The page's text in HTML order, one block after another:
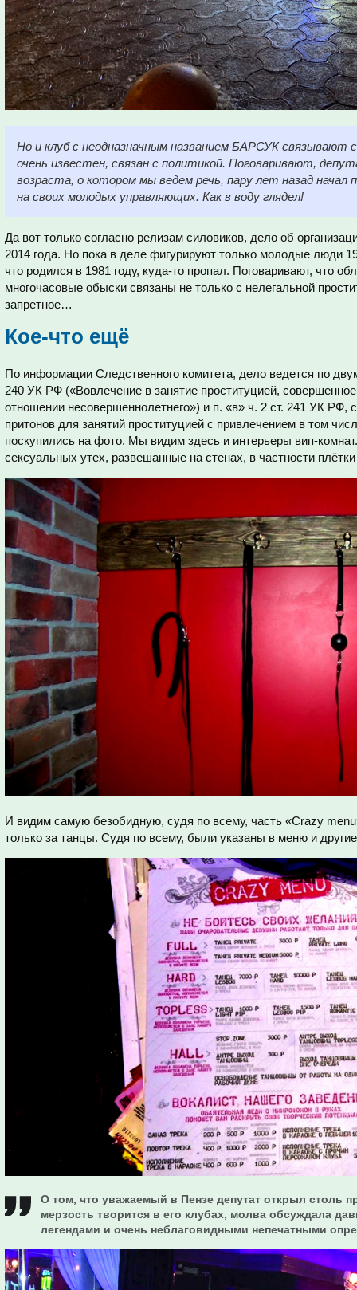
Но и клуб с неодназначным названием БАРСУК связывают
очень известен, связан с политикой. Поговаривают,
возраста, о котором мы ведем речь, пару лет назад
на своих молодых управляющих. Как в воду глядел!
Да вот только согласно релизам силовиков, дело об
2014 года. Но пока в деле фигурируют только молодые люди
что родился в 1981 году, куда-то пропал. Поговаривают, что
многочасовые обыски связаны не только с нелегальной
запретное…
Кое-что ещё
По информации Следственного комитета, дело ведется по
240 УК РФ («Вовлечение в занятие проституцией, совершенное
отношении несовершеннолетнего») и п. «в» ч. 2 ст. 241 УК РФ,
притонов для занятий проституцией с привлечением в том
поскупились на фото. Мы видим здесь и интерьеры вип-
сексуальных утех, развешанные на стенах, в частности
И видим самую безобидную, судя по всему, часть «Crazy
только за танцы. Судя по всему, были указаны в меню и
О том, что уважаемый в Пензе депутат открыл столь
мерзость творится в его клубах, молва обсуждала
легендами и очень неблаговидными непечатными